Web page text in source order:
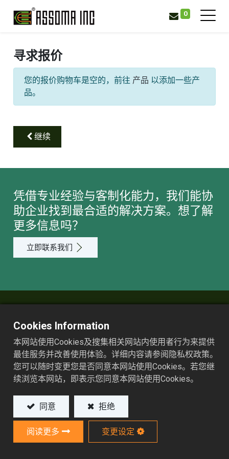
0
寻求报价
您的报价购物车是空的，前往 产品 以添加一些产
品。
继续
凭借专业经验与客制化能力，我们能协
助企业找到最合适的解决方案。想了解
更多信息吗？
立即联系我们
產品
销售网络
服务
关于ASSOMA
协磁股份有限公司
Cookies Information
本网站使用Cookies及搜集相关网站内使用者行为来提供
最佳服务并改善使用体验。详细内容请参阅隐私权政策。
您可以随时变更您是否同意本网站使用Cookies。若您继
续浏览本网站，即表示您同意本网站使用Cookies。
同意 拒绝
阅读更多 变更设定